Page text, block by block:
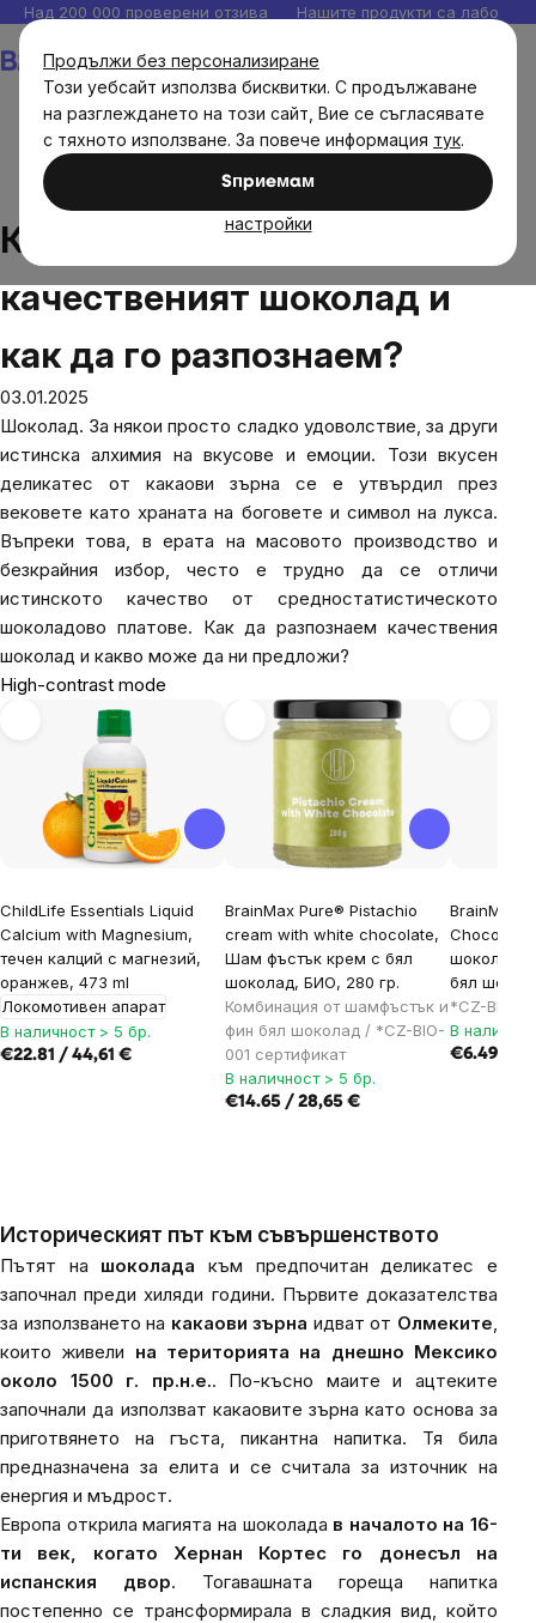
Продължи без персонализиране
Този уебсайт използва бисквитки. С продължаване
на разглеждането на този сайт, Вие се съгласявате
с тяхното използване. За повече информация тук.
Sпpиeмaм
настройки
Прескочи
към
съдържанието
Над 200 000 проверени отзива Нашите продукти са
Какво предлага качественият шоколад и как да
го разпознаем?
Какво предлага
качественият шоколад и
как да го разпознаем?
03.01.2025
Шоколад. За някои просто сладко удоволствие, за други
истинска алхимия на вкусове и емоции. Този вкусен
деликатес от какаови зърна се е утвърдил през
вековете като храната на боговете и символ на лукса.
Въпреки това, в ерата на масовото производство и
безкрайния избор, често е трудно да се отличи
истинското качество от средностатистическото
шоколадово платове. Как да разпознаем качествения
шоколад и какво може да ни предложи?
High-contrast mode
ChildLife Essentials Liquid
Calcium with Magnesium,
течен калций с магнезий,
оранжев, 473 ml
Локомотивен апарат
В наличност > 5 бр.
€22.81 / 44,61 €
BrainMax Pure® Pistachio
cream with white chocolate,
Шам фъстък крем с бял
шоколад, БИО, 280 гр.
Комбинация от шамфъстък и
фин бял шоколад / *CZ-BIO-
001 сертификат
В наличност > 5 бр.
€14.65 / 28,65 €
BrainMax
Chocolate
бял
*CZ-BIO-
В
€6.49 /
Историческият път към съвършенството
Пътят на шоколада към предпочитан деликатес е
започнал преди хиляди години. Първите доказателства
за използването на какаови зърна идват от Олмеките,
които живели на територията на днешно Мексико
около 1500 г. пр.н.е.. По-късно маите и ацтеките
започнали да използват какаовите зърна като основа за
приготвянето на гъста, пикантна напитка. Тя била
предназначена за елита и се считала за източник на
енергия и мъдрост.
Европа открила магията на шоколада в началото на 16-
ти век, когато Хернан Кортес го донесъл на
испанския двор. Тогавашната гореща напитка
постепенно се трансформирала в сладкия вид, който